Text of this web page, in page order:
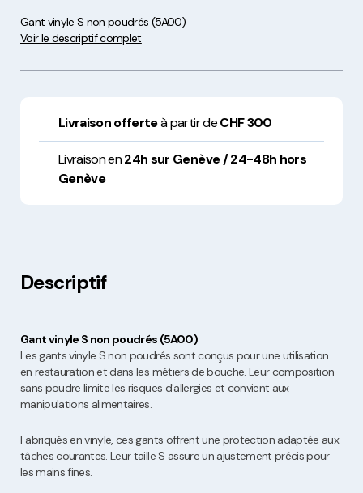
Gant vinyle S non poudrés (5A00)
Voir le descriptif complet
Livraison offerteà partir deCHF 300
Livraison en24h sur Genève / 24-48h hors
Genève
Descriptif
Gant vinyle S non poudrés (5A00)
Les gants vinyle S non poudrés sont conçus pour une utilisation
en restauration et dans les métiers de bouche. Leur composition
sans poudre limite les risques d'allergies et convient aux
manipulations alimentaires.
Fabriqués en vinyle, ces gants offrent une protection adaptée aux
tâches courantes. Leur taille S assure un ajustement précis pour
les mains fines.